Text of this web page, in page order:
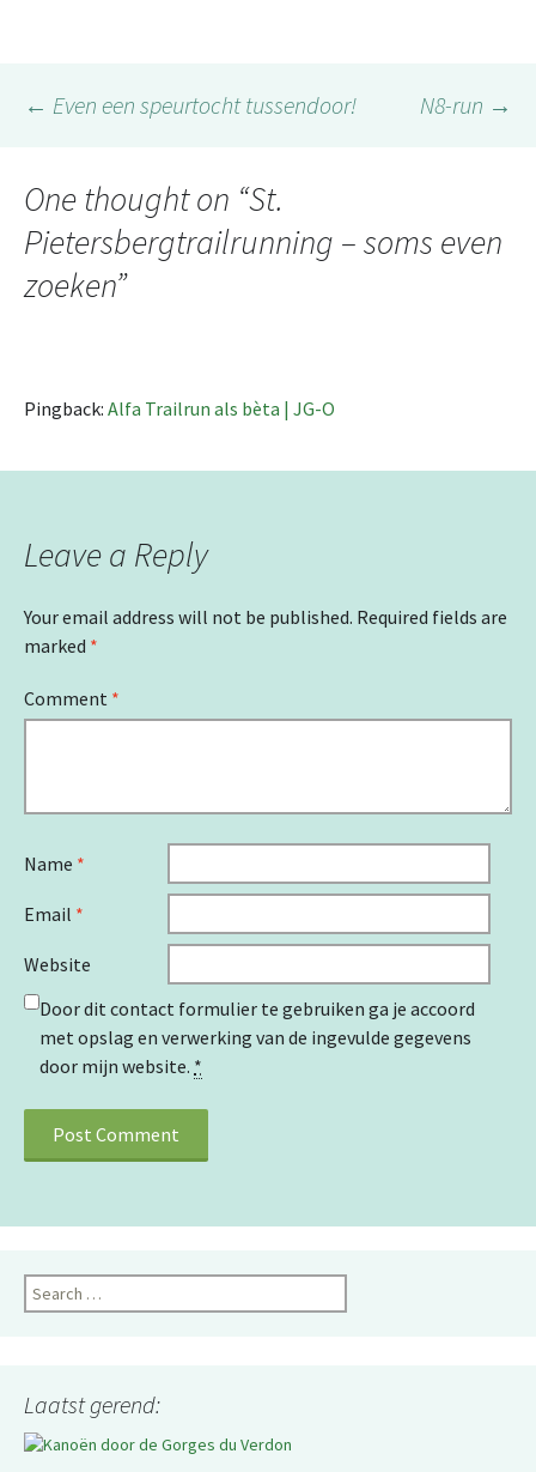
Post
navigation
← Even een speurtocht tussendoor! N8-run →
One thought on “St.
Pietersbergtrailrunning – soms even
zoeken”
Pingback: Alfa Trailrun als bèta | JG-O
Leave a Reply
Your email address will not be published. Required fields are
marked *
Comment *
Name *
Email *
Website
Door dit contact formulier te gebruiken ga je accoord
met opslag en verwerking van de ingevulde gegevens
door mijn website. *
Search
for:
Laatst gerend: